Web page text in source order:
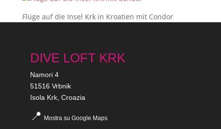
Flüge auf die Insel Krk in Kroatien mit Condor
DIVE LOFT KRK
Namori 4
51516 Vrbnik
Isola Krk, Croazia
📍 Mostra su Google Maps